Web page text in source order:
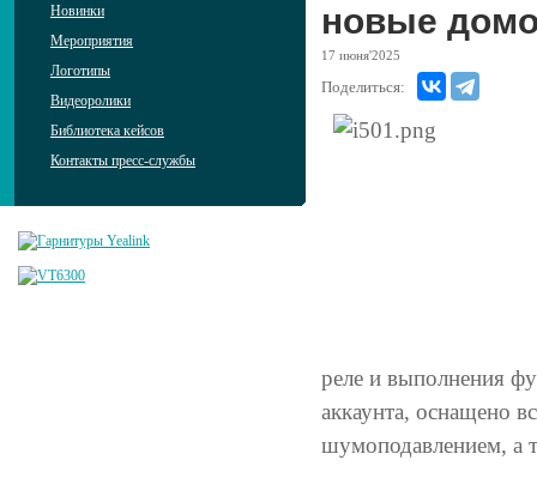
Новинки
Мероприятия
Логотипы
Видеоролики
Библиотека кейсов
Контакты пресс-службы
новые
17 июня'2025
Поделиться:
реле и выполнения
аккаунта, оснащено
шумоподавлением, а